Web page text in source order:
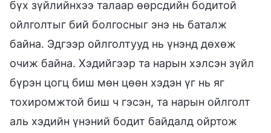
бүх зүйлийнхээ талаар өөрсдийн бодитой
ойлголтыг бий болгосныг энэ нь баталж
байна. Эдгээр ойлголтууд нь үнэнд дөхөж
очиж байна. Хэдийгээр та нарын хэлсэн зүйл
бүрэн цогц биш мөн цөөн хэдэн үг нь яг
тохиромжтой биш ч гэсэн, та нарын ойлголт
аль хэдийн үнэний бодит байдалд ойртож